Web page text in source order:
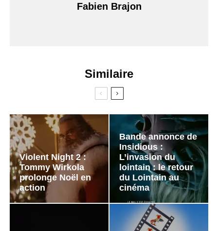
Fabien Brajon
Similaire
Violent Night 2 :
Tommy Wirkola
prolonge Noël en
action
Bande annonce de
Insidious :
L’invasion du
lointain : le retour
du Lointain au
cinéma